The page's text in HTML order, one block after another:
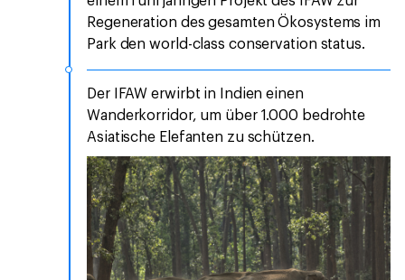
Regeneration des gesamten Ökosystems im
Park den world-class conservation status.
Der IFAW erwirbt in Indien einen
Wanderkorridor, um über 1.000 bedrohte
Asiatische Elefanten zu schützen.